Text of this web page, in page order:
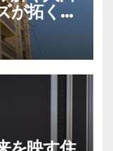
が拓く新